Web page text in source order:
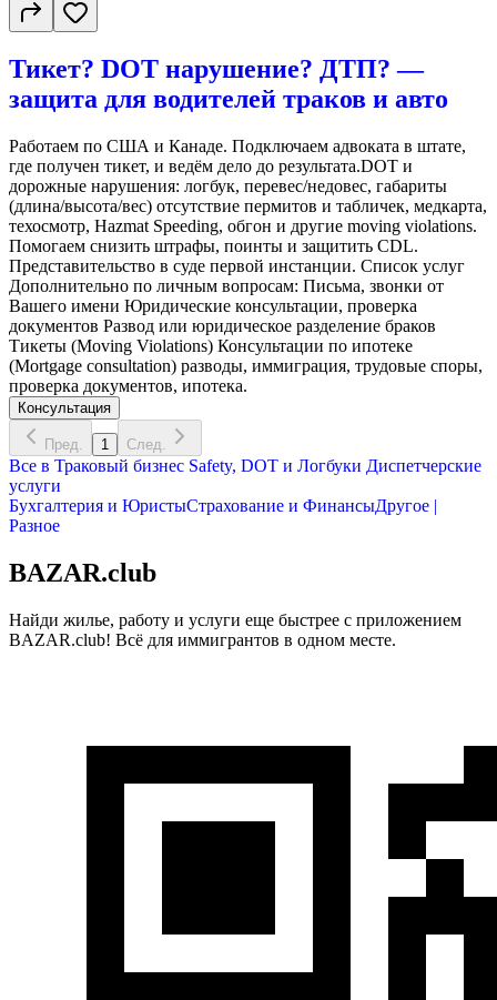
Тикет? DOT нарушение? ДТП? —
защита для водителей траков и авто
Работаем по США и Канаде. Подключаем адвоката в штате,
где получен тикет, и ведём дело до результата.DOT и
дорожные нарушения: логбук, перевес/недовес, габариты
(длина/высота/вес) отсутствие пермитов и табличек, медкарта,
техосмотр, Hazmat Speeding, обгон и другие moving violations.
Помогаем снизить штрафы, поинты и защитить CDL.
Представительство в суде первой инстанции. Список услуг
Дополнительно по личным вопросам: Письма, звонки от
Вашего имени Юридические консультации, проверка
документов Развод или юридическое разделение браков
Тикеты (Moving Violations) Консультации по ипотеке
(Mortgage consultation) разводы, иммиграция, трудовые споры,
проверка документов, ипотека.
Консультация
Пред. 1 След.
Все в Траковый бизнес Safety, DOT и Логбуки Диспетчерские
услуги
Бухгалтерия и ЮристыСтрахование и ФинансыДругое |
Разное
BAZAR.club
Найди жилье, работу и услуги еще быстрее с приложением
BAZAR.club! Всё для иммигрантов в одном месте.